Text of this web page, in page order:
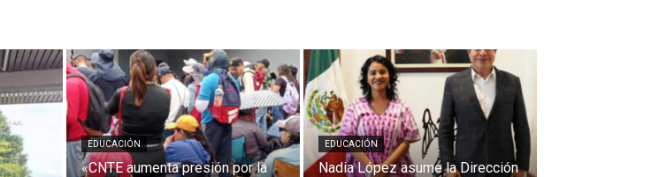
EDUCACIÓN
«CNTE aumenta presión por la
EDUCACIÓN
Nadia López asume la Dirección